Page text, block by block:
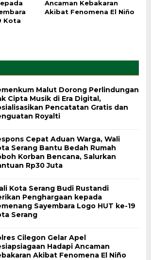
Kota
Ancaman Kebakaran
Akibat Fenomena El Niño
Malut Dorong Perlindungan
Cipta Musik di Era Digital,
Pencatatan Gratis dan
Royalti
Cepat Aduan Warga, Wali
Serang Bantu Bedah Rumah
Korban Bencana, Salurkan
Rp30 Juta
Kota Serang Budi Rustandi
Penghargaan kepada
Sayembara Logo HUT ke-19
Serang
Cilegon Gelar Apel
Hadapi Ancaman
Akibat Fenomena El Niño